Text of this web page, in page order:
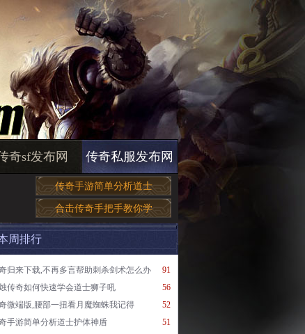
奇sf发布网 传奇私服发布网
传奇手游简单分析道士
合击传奇手把手教你学
周排行
91
归来下载,不再多言帮助刺杀剑术怎么办
56
传奇如何快速学会道士狮子吼
52
微端版,腰部一扭看月魔蜘蛛我记得
51
手游简单分析道士护体神盾